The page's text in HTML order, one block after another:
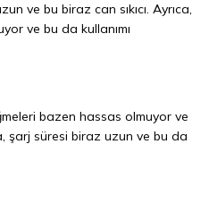
ve bu biraz can sıkıcı. Ayrıca,
ve bu da kullanımı
bazen hassas olmuyor ve
şarj süresi biraz uzun ve bu da